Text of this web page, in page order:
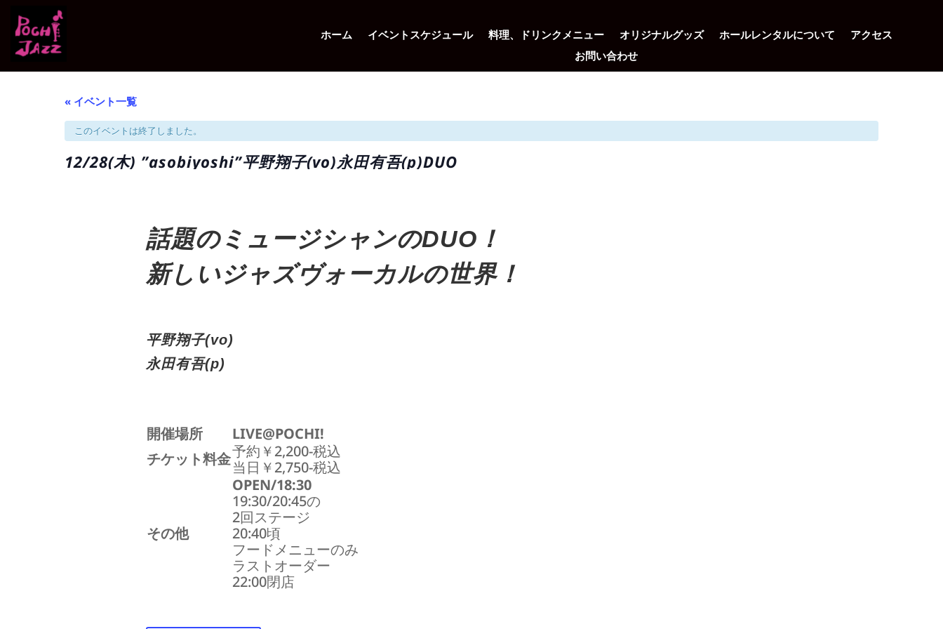
ホーム イベントスケジュール 料理、ドリンクメニュー オリジナルグッズ ホールレンタルについて
アクセス
お問い合わせ
« イベント一覧
このイベントは終了しました。
12/28(木) ”asobiyoshi”平野翔子(vo)永田有吾(p)DUO
話題のミュージシャンのDUO！
新しいジャズヴォーカルの世界！
平野翔子(vo)
永田有吾(p)
開催場所
LIVE@POCHI!
チケット料金予約￥2,200-税込
当日￥2,750-税込
その他
OPEN/18:30
19:30/20:45の
2回ステージ
20:40頃
フードメニューのみ
ラストオーダー
22:00閉店